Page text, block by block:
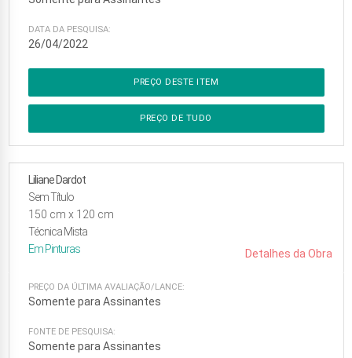
DATA DA PESQUISA:
26/04/2022
PREÇO DESTE ITEM
PREÇO DE TUDO
Liliane Dardot
Sem Título
150 cm x 120 cm
Técnica Mista
Em Pinturas Detalhes da Obra
PREÇO DA ÚLTIMA AVALIAÇÃO/LANCE:
Somente para Assinantes
FONTE DE PESQUISA:
Somente para Assinantes